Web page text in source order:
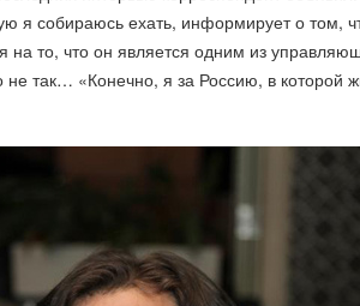
я собираюсь ехать, информирует о том,
то, что он является одним из
не так… «Конечно, я за Россию, в